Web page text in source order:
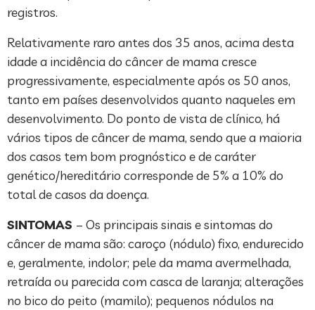
registros.
Relativamente raro antes dos 35 anos, acima desta
idade a incidência do câncer de mama cresce
progressivamente, especialmente após os 50 anos,
tanto em países desenvolvidos quanto naqueles em
desenvolvimento. Do ponto de vista de clínico, há
vários tipos de câncer de mama, sendo que a maioria
dos casos tem bom prognóstico e de caráter
genético/hereditário corresponde de 5% a 10% do
total de casos da doença.
SINTOMAS – Os principais sinais e sintomas do
câncer de mama são: caroço (nódulo) fixo, endurecido
e, geralmente, indolor; pele da mama avermelhada,
retraída ou parecida com casca de laranja; alterações
no bico do peito (mamilo); pequenos nódulos na